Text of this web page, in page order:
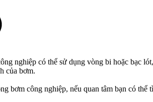
nghiệp có thể sử dụng vòng bi hoặc bạc
của bơm.
bơm công nghiệp, nếu quan tâm bạn có thể